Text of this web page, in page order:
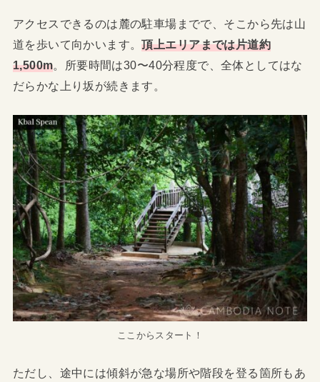
アクセスできるのは麓の駐車場までで、そこから先は山
道を歩いて向かいます。頂上エリアまでは片道約
1,500m。所要時間は30〜40分程度で、全体としてはな
だらかな上り坂が続きます。
ここからスタート！
ただし、途中には傾斜が急な場所や階段を登る箇所もあ